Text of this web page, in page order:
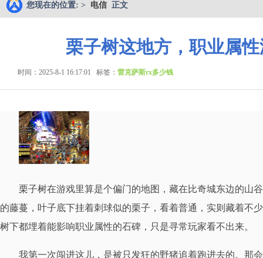
您现在的位置: > 电信 正文
栗子树这地方，职业属
时间：2025-8-1 16:17:01 标签： 雷克萨斯rx多少钱
栗子树在游戏里算是个偏门的地图，藏在比奇城东边的山
的藤蔓，叶子底下挂着刺球似的栗子，看着普通，实则藏着不
树下都埋着能影响职业属性的石碑，只是寻常玩家看不出来。
我第一次闯进这儿，是被只发狂的野猪追着跑进去的。那